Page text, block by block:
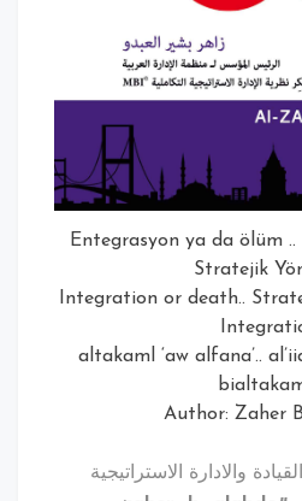
Entegrasyon ya
Integration or
altakaml ‘aw
الاستراتيجية